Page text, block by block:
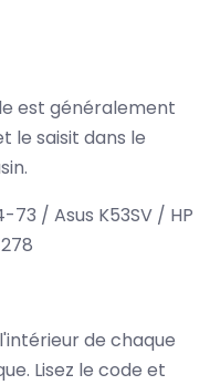
est généralement
le saisit dans le
/ Asus K53SV / HP
de chaque
Lisez le code et